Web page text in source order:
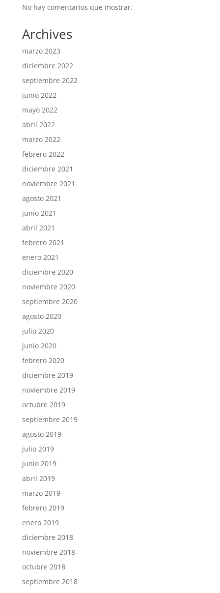
No hay comentarios que mostrar.
Archives
marzo 2023
diciembre 2022
septiembre 2022
junio 2022
mayo 2022
abril 2022
marzo 2022
febrero 2022
diciembre 2021
noviembre 2021
agosto 2021
junio 2021
abril 2021
febrero 2021
enero 2021
diciembre 2020
noviembre 2020
septiembre 2020
agosto 2020
julio 2020
junio 2020
febrero 2020
diciembre 2019
noviembre 2019
octubre 2019
septiembre 2019
agosto 2019
julio 2019
junio 2019
abril 2019
marzo 2019
febrero 2019
enero 2019
diciembre 2018
noviembre 2018
octubre 2018
septiembre 2018